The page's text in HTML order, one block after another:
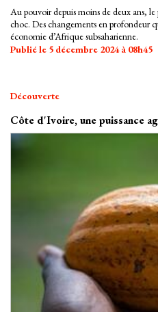
Au pouvoir depuis moins de deux ans,
choc. Des changements en profondeur
économie d’Afrique subsaharienne.
Publié le 5 décembre 2024 à 08h45
Découverte
Côte d'Ivoire, une puissance